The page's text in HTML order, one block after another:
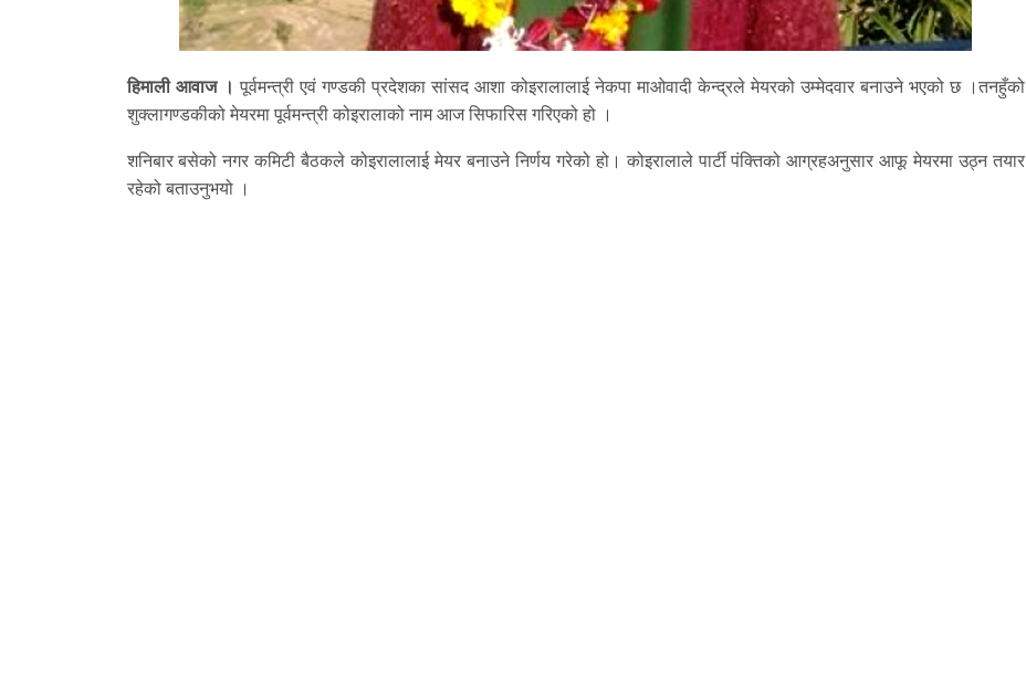
हिमाली आवाज । पूर्वमन्त्री एवं गण्डकी प्रदेशका सांसद आशा कोइरालालाई नेकपा माओवादी केन्द्रले मेयरको उम्मेदवार बनाउने भएको छ ।तनहुँको
शुक्लागण्डकीको मेयरमा पूर्वमन्त्री कोइरालाको नाम आज सिफारिस गरिएको हो ।
शनिबार बसेको नगर कमिटी बैठकले कोइरालालाई मेयर बनाउने निर्णय गरेको हो। कोइरालाले पार्टी पंक्तिको आग्रहअनुसार आफू मेयरमा उठ्न तयार
रहेको बताउनुभयो ।